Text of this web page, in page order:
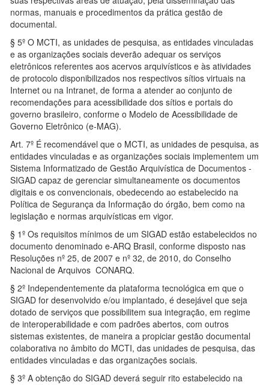
normas, manuais e procedimentos da prática gestão de
documental.
§ 5º O MCTI, as unidades de pesquisa, as entidades vinculadas
e as organizações sociais deverão adequar os serviços
eletrônicos referentes aos acervos arquivísticos e às atividades
de protocolo disponibilizados nos respectivos sítios virtuais na
Internet ou na Intranet, de forma a atender ao conjunto de
recomendações para acessibilidade dos sítios e portais do
governo brasileiro, conforme o Modelo de Acessibilidade de
Governo Eletrônico (e-MAG).
Art. 7º É recomendável que o MCTI, as unidades de pesquisa, as
entidades vinculadas e as organizações sociais implementem um
Sistema Informatizado de Gestão Arquivística de Documentos -
SIGAD capaz de gerenciar simultaneamente os documentos
digitais e os convencionais, obedecendo ao estabelecido na
Política de Segurança da Informação do órgão, bem como na
legislação e normas arquivísticas em vigor.
§ 1º Os requisitos mínimos de um SIGAD estão estabelecidos no
documento denominado e-ARQ Brasil, conforme disposto nas
Resoluções nº 25, de 2007 e nº 32, de 2010, do Conselho
Nacional de Arquivos CONARQ.
§ 2º Independentemente da plataforma tecnológica em que o
SIGAD for desenvolvido e/ou implantado, é desejável que seja
dotado de serviços que possibilitem sua integração, em regime
de interoperabilidade e com padrões abertos, com outros
sistemas existentes, de maneira a propiciar gestão documental
colaborativa no âmbito do MCTI, das unidades de pesquisa, das
entidades vinculadas e das organizações sociais.
§ 3º A obtenção do SIGAD deverá seguir rito estabelecido na